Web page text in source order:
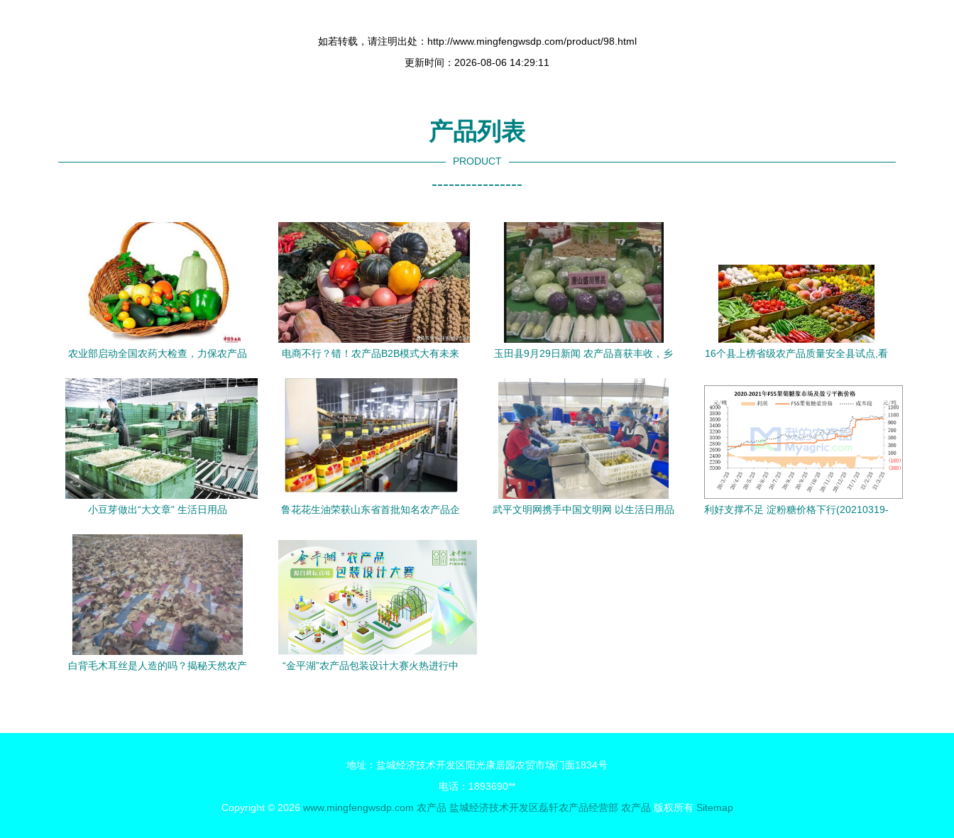
如若转载，请注明出处：http://www.mingfengwsdp.com/product/98.html
更新时间：2026-08-06 14:29:11
产品列表
PRODUCT
----------------
农业部启动全国农药大检查，力保农产品
电商不行？错！农产品B2B模式大有未来
玉田县9月29日新闻 农产品喜获丰收，乡
16个县上榜省级农产品质量安全县试点,看
小豆芽做出“大文章” 生活日用品
鲁花花生油荣获山东省首批知名农产品企
武平文明网携手中国文明网 以生活日用品
利好支撑不足 淀粉糖价格下行(20210319-
白背毛木耳丝是人造的吗？揭秘天然农产
“金平湖”农产品包装设计大赛火热进行中
地址：盐城经济技术开发区阳光康居园农贸市场门面1834号
电话：1893690**
Copyright © 2026 www.mingfengwsdp.com 农产品 盐城经济技术开发区磊轩农产品经营部 农产品 版权所有 Sitemap